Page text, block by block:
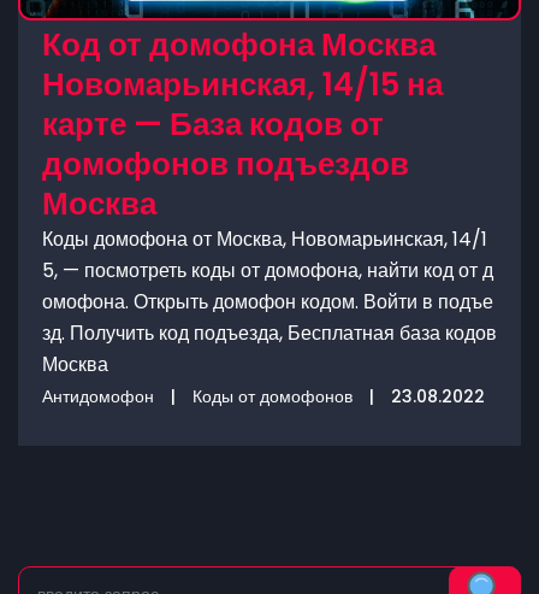
Код от домофона Москва
Новомарьинская, 14/15 на
карте — База кодов от
домофонов подъездов
Москва
Коды домофона от Москва, Новомарьинская, 14/1
5, — посмотреть коды от домофона, найти код от д
омофона. Открыть домофон кодом. Войти в подъе
зд. Получить код подъезда, Бесплатная база кодов
Москва
Антидомофон | Коды от домофонов | 23.08.2022